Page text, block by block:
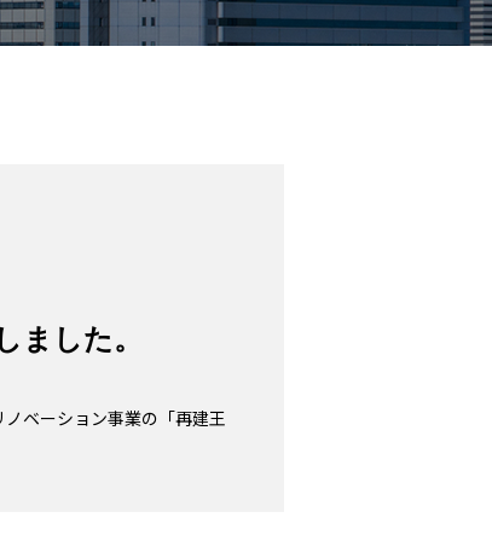
ました。
ベーション事業の「再建王